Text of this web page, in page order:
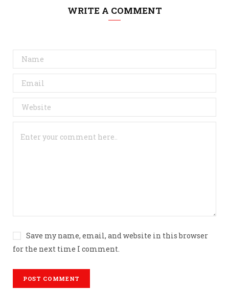
WRITE A COMMENT
Save my name, email, and website in this browser
for the next time I comment.